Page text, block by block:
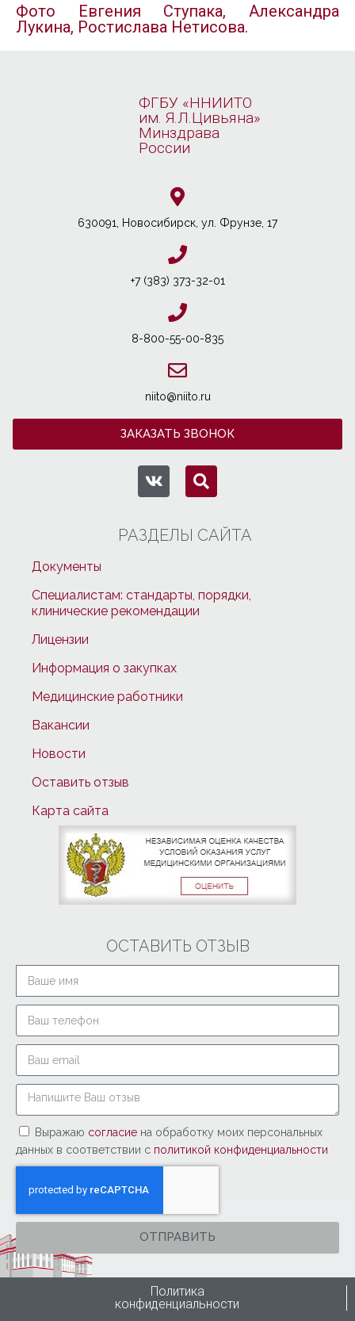
Фото Евгения Ступака, Александра
Лукина, Ростислава Нетисова.
ФГБУ «ННИИТО
им. Я.Л.Цивьяна»
Минздрава
России
630091, Новосибирcк, ул. Фрунзе, 17
+7 (383) 373-32-01
8-800-55-00-835
niito@niito.ru
ЗАКАЗАТЬ ЗВОНОК
РАЗДЕЛЫ САЙТА
Документы
Специалистам: стандарты, порядки,
клинические рекомендации
Лицензии
Информация о закупках
Медицинские работники
Вакансии
Новости
Оставить отзыв
Карта сайта
ОСТАВИТЬ ОТЗЫВ
Выражаю согласие на обработку моих персональных
данных в соответствии с политикой конфиденциальности
ОТПРАВИТЬ
Политика
конфиденциальности